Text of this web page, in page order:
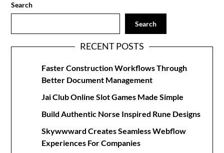
Search
Search
RECENT POSTS
Faster Construction Workflows Through
Better Document Management
Jai Club Online Slot Games Made Simple
Build Authentic Norse Inspired Rune Designs
Skywwward Creates Seamless Webflow
Experiences For Companies